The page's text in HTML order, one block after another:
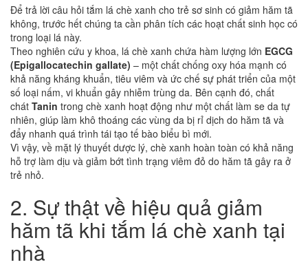
Để trả lời câu hỏi tắm lá chè xanh cho trẻ sơ sinh có giảm hăm tã
không, trước hết chúng ta cần phân tích các hoạt chất sinh học có
trong loại lá này.
Theo nghiên cứu y khoa, lá chè xanh chứa hàm lượng lớn EGCG
(Epigallocatechin gallate) – một chất chống oxy hóa mạnh có
khả năng kháng khuẩn, tiêu viêm và ức chế sự phát triển của một
số loại nấm, vi khuẩn gây nhiễm trùng da. Bên cạnh đó, chất
chát Tanin trong chè xanh hoạt động như một chất làm se da tự
nhiên, giúp làm khô thoáng các vùng da bị rỉ dịch do hăm tã và
đẩy nhanh quá trình tái tạo tế bào biểu bì mới.
Vì vậy, về mặt lý thuyết dược lý, chè xanh hoàn toàn có khả năng
hỗ trợ làm dịu và giảm bớt tình trạng viêm đỏ do hăm tã gây ra ở
trẻ nhỏ.
2. Sự thật về hiệu quả giảm
hăm tã khi tắm lá chè xanh tại
nhà